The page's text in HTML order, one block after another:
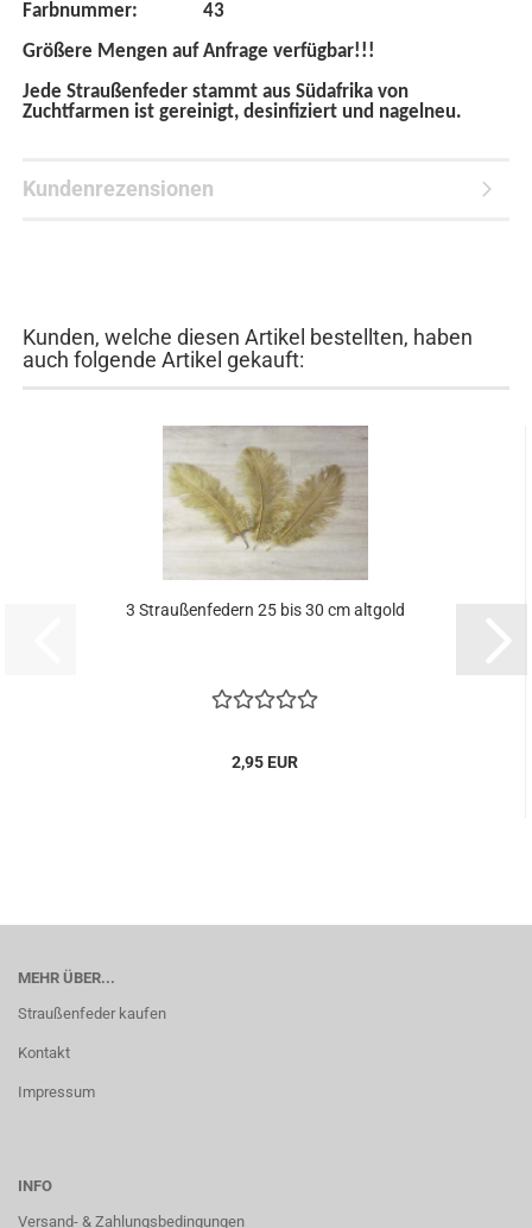
Farbnummer:
43
Größere Mengen auf Anfrage verfügbar!!!
Jede Straußenfeder stammt aus Südafrika von
Zuchtfarmen ist gereinigt, desinfiziert und nagelneu.
Kundenrezensionen
Kunden, welche diesen Artikel bestellten, haben
auch folgende Artikel gekauft:
3 Straußenfedern 25 bis 30 cm altgold
2,95 EUR
MEHR ÜBER...
Straußenfeder kaufen
Kontakt
Impressum
INFO
Versand- & Zahlungsbedingungen